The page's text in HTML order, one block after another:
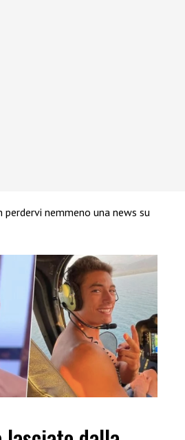
perdervi nemmeno una news su